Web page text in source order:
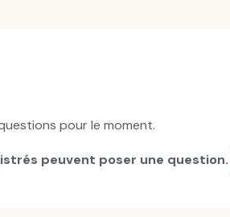
pour le moment.
peuvent poser une question.